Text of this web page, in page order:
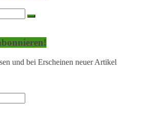
und bei Erscheinen neuer Artikel